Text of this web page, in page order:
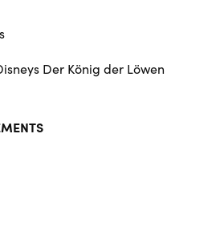
Der König der Löwen